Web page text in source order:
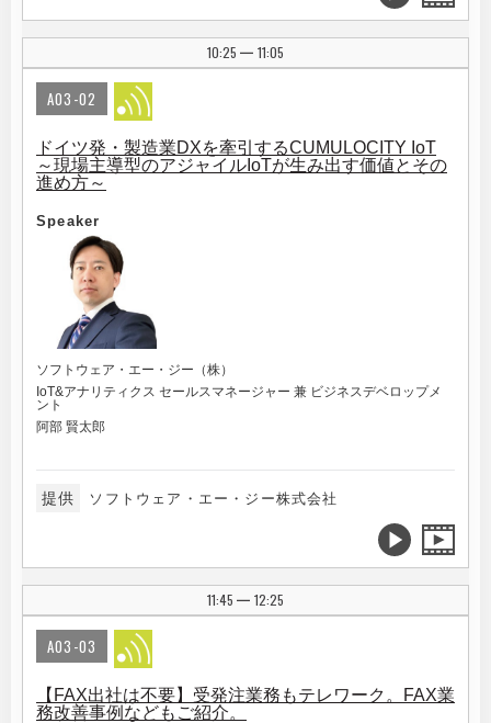
10:25 | 11:05
A03-02
ドイツ発・製造業DXを牽引するCUMULOCITY IoT
～現場主導型のアジャイルIoTが生み出す価値とその
進め方～
Speaker
ソフトウェア・エー・ジー（株）
IoT&アナリティクス セールスマネージャー 兼 ビジネスデベロップメ
ント
阿部 賢太郎
提供 ソフトウェア・エー・ジー株式会社
11:45 | 12:25
A03-03
【FAX出社は不要】受発注業務もテレワーク。FAX業
務改善事例などもご紹介。